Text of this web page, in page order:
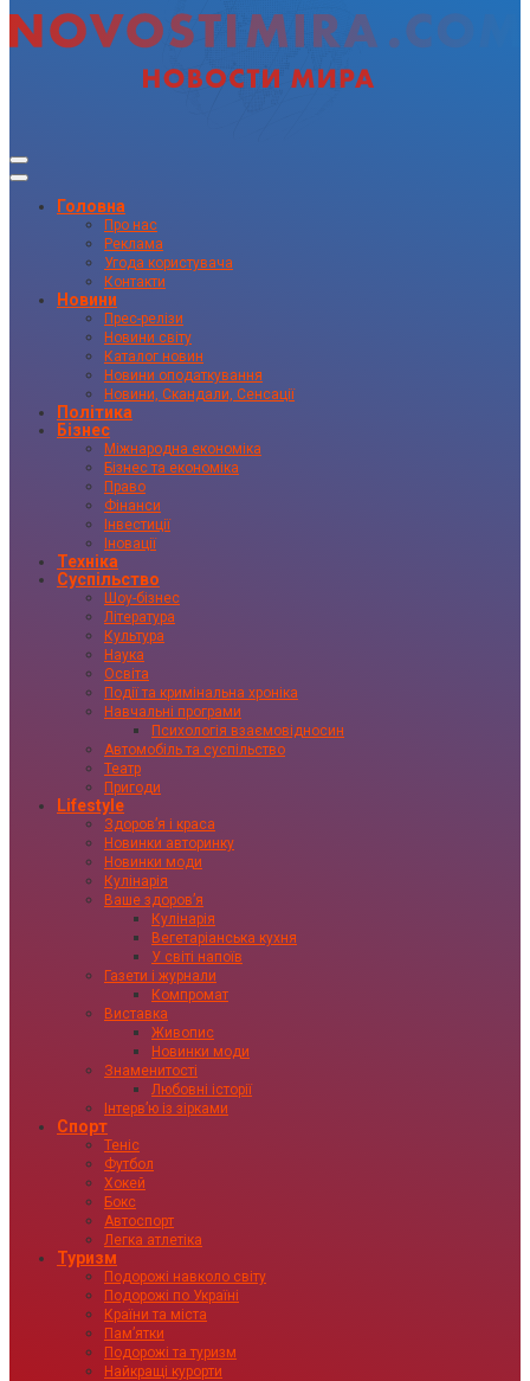
Головна
Про нас
Реклама
Угода користувача
Контакти
Новини
Прес-релізи
Новини світу
Каталог новин
Новини оподаткування
Новини, Скандали, Сенсації
Політика
Бізнес
Міжнародна економіка
Бізнес та економіка
Право
Фінанси
Інвестиції
Іновації
Техніка
Суспільство
Шоу-бізнес
Література
Культура
Наука
Освіта
Події та кримінальна хроніка
Навчальні програми
Психологія взаємовідносин
Автомобіль та суспільство
Театр
Пригоди
Lifestyle
Здоровʼя і краса
Новинки авторинку
Новинки моди
Кулінарія
Ваше здоровʼя
Кулінарія
Вегетаріанська кухня
У світі напоїв
Газети і журнали
Компромат
Виставка
Живопис
Новинки моди
Знаменитості
Любовні історії
Інтервʼю із зірками
Спорт
Теніс
Футбол
Хокей
Бокс
Автоспорт
Легка атлетіка
Туризм
Подорожі навколо світу
Подорожі по Україні
Країни та міста
Пам’ятки
Подорожі та туризм
Найкращі курорти